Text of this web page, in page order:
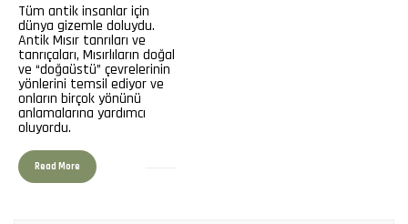
Tüm antik insanlar için
dünya gizemle doluydu.
Antik Mısır tanrıları ve
tanrıçaları, Mısırlıların doğal
ve “doğaüstü” çevrelerinin
yönlerini temsil ediyor ve
onların birçok yönünü
anlamalarına yardımcı
oluyordu.
Read More